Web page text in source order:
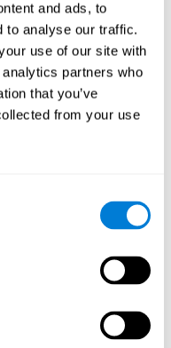
and ads, to
to analyse our traffic.
use of our site with
partners who
that you’ve
from your use
任務中的某些方面進行
、大小等。用戶必須仔
分數。
住，並隨後需要重複的聽
任務測量估計和短期記
，遠離外部噪音或干擾。
？
幫助您訓練和提高估計
善記憶、計劃和估計等大
們使用特定神經迴路的次